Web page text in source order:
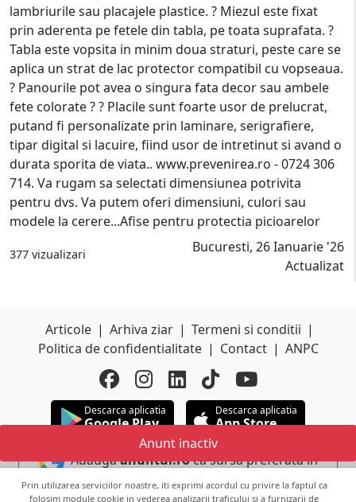
lambriurile sau placajele plastice. ? Miezul este fixat
prin aderenta pe fetele din tabla, pe toata suprafata. ?
Tabla este vopsita in minim doua straturi, peste care se
aplica un strat de lac protector compatibil cu vopseaua.
? Panourile pot avea o singura fata decor sau ambele
fete colorate ? ? Placile sunt foarte usor de prelucrat,
putand fi personalizate prin laminare, serigrafiere,
tipar digital si lacuire, fiind usor de intretinut si avand o
durata sporita de viata.. www.prevenirea.ro - 0724 306
714. Va rugam sa selectati dimensiunea potrivita
pentru dvs. Va putem oferi dimensiuni, culori sau
modele la cerere...Afise pentru protectia picioarelor
377 vizualizari
Bucuresti, 26 Ianuarie '26
Actualizat
Anunt inactiv
Prin utilizarea serviciilor noastre, iti exprimi acordul cu privire la faptul ca
folosim module cookie in vederea analizarii traficului si a furnizarii de
Articole | Arhiva ziar | Termeni si conditii |
Politica de confidentialitate | Contact | ANPC
Descarca aplicatia
Google Play
Descarca aplicatia
App Store
Adaugaanuntul.roca sursa preferata in
Google